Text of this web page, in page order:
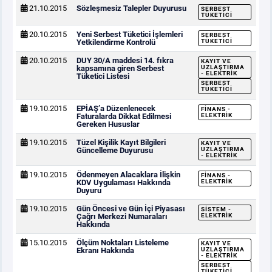
21.10.2015 Sözleşmesiz Talepler Duyurusu
SERBEST
TÜKETICI
20.10.2015
Yeni Serbest Tüketici İşlemleri
Yetkilendirme Kontrolü
SERBEST
TÜKETICI
20.10.2015
DUY 30/A maddesi 14. fıkra
kapsamına giren Serbest
Tüketici Listesi
KAYIT VE
UZLAŞTIRMA
- ELEKTRIK
SERBEST
TÜKETICI
19.10.2015
EPİAŞ’a Düzenlenecek
Faturalarda Dikkat Edilmesi
Gereken Hususlar
FINANS -
ELEKTRIK
19.10.2015
Tüzel Kişilik Kayıt Bilgileri
Güncelleme Duyurusu
KAYIT VE
UZLAŞTIRMA
- ELEKTRIK
19.10.2015
Ödenmeyen Alacaklara İlişkin
KDV Uygulaması Hakkında
Duyuru
FINANS -
ELEKTRIK
19.10.2015
Gün Öncesi ve Gün İçi Piyasası
Çağrı Merkezi Numaraları
Hakkında
SISTEM -
ELEKTRIK
15.10.2015
Ölçüm Noktaları Listeleme
Ekranı Hakkında
KAYIT VE
UZLAŞTIRMA
- ELEKTRIK
SERBEST